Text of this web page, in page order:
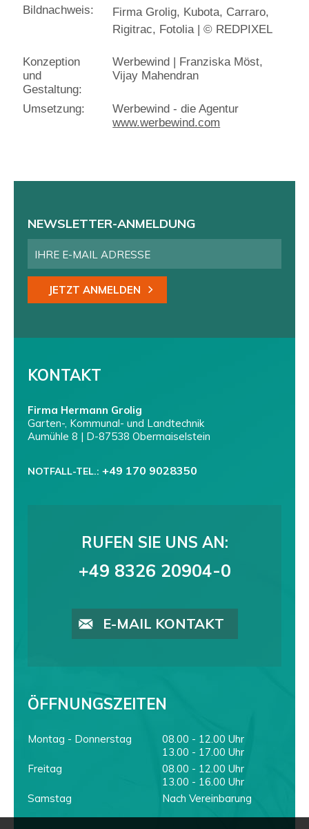
Bildnachweis:
Firma Grolig, Kubota, Carraro,
Rigitrac, Fotolia | © REDPIXEL
Konzeption
und
Gestaltung:
Werbewind | Franziska Möst,
Vijay Mahendran
Umsetzung:
Werbewind - die Agentur
www.werbewind.com
NEWSLETTER-ANMELDUNG
JETZT ANMELDEN
KONTAKT
Firma Hermann Grolig
Garten-, Kommunal- und Landtechnik
Aumühle 8 | D-87538 Obermaiselstein
NOTFALL-TEL.: +49 170 9028350
RUFEN SIE UNS AN:
+49 8326 20904-0
E-MAIL KONTAKT
ÖFFNUNGSZEITEN
Montag - Donnerstag
08.00 - 12.00 Uhr
13.00 - 17.00 Uhr
Freitag
08.00 - 12.00 Uhr
13.00 - 16.00 Uhr
Samstag
Nach Vereinbarung